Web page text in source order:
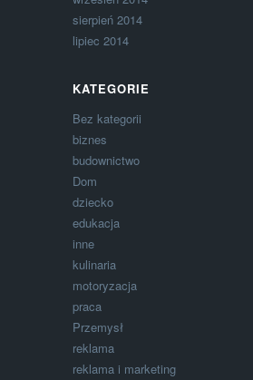
sierpień 2014
lipiec 2014
KATEGORIE
Bez kategorii
biznes
budownictwo
Dom
dziecko
edukacja
inne
kulinaria
motoryzacja
praca
Przemysł
reklama
reklama i marketing